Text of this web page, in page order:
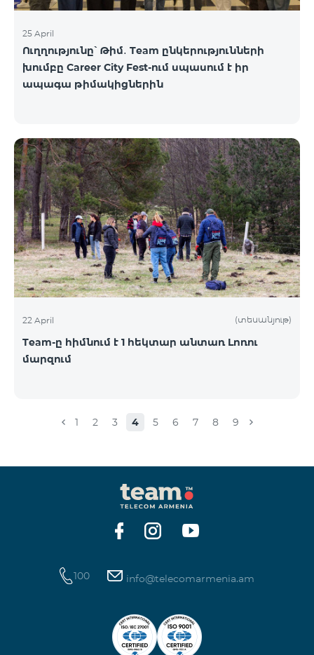
25 April
Ուղղությունը՝ Թիմ․ Team ընկերությունների
խումբը Career City Fest-ում սպասում է իր
ապագա թիմակիցներին
22 April (տեսանյութ)
Team-ը հիմնում է 1 հեկտար անտառ Լոռու
մարզում
1 2 3 4 5 6 7 8 9
100 info@telecomarmenia.am